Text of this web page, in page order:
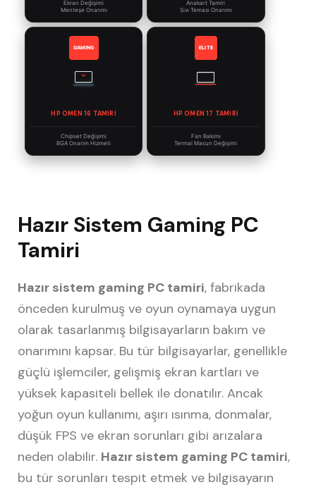
Ekran Değişimi
Menteşe Onarımı
Anakart Tamiri
Sıvı Teması Onarımı
GAMING
HP OMEN 16 TAMIRI
Chipset Değişimi
BGA Onarım Hizmeti
ELITE
HP OMEN 17 TAMIRI
Fan Bakımı
Termal Macun Değişimi
Hazır Sistem Gaming PC
Tamiri
Hazır sistem gaming PC tamiri, fabrikada
önceden kurulmuş ve oyun oynamaya uygun
olarak tasarlanmış bilgisayarların bakım ve
onarımını kapsar. Bu tür bilgisayarlar, genellikle
güçlü işlemciler, gelişmiş ekran kartları ve
yüksek kapasiteli bellek ile donatılır. Ancak
yoğun oyun kullanımı, aşırı ısınma, donmalar,
düşük FPS ve ekran sorunları gibi arızalara
neden olabilir. Hazır sistem gaming PC tamiri,
bu tür sorunları tespit etmek ve bilgisayarın